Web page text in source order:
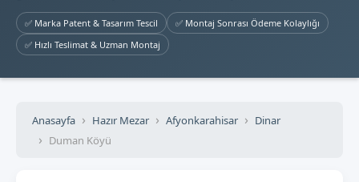
✅ Marka Patent & Tasarım Tescil
✅ Montaj Sonrası Ödeme Kolaylığı
✅ Hızlı Teslimat & Uzman Montaj
Anasayfa Hazır Mezar Afyonkarahisar
Dinar
Duman Köyü